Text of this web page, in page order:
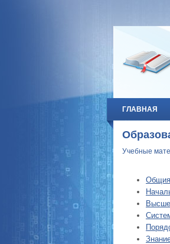
ГЛАВНАЯ
Учебные